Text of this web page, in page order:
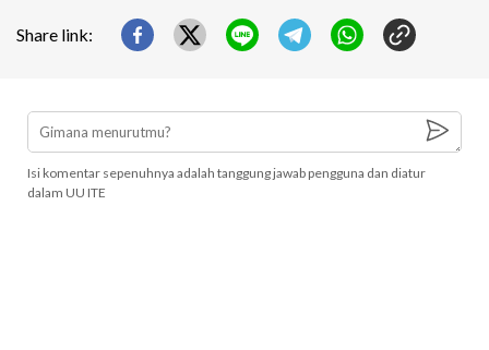
Share link:
Isi komentar sepenuhnya adalah tanggung jawab pengguna dan diatur
dalam UU ITE